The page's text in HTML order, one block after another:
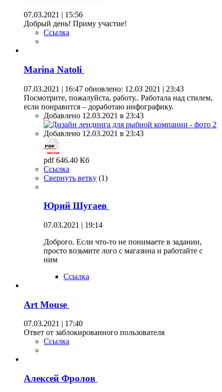
07.03.2021 | 15:56
Добрый день! Приму участие!
Ссылка
Marina Natoli
07.03.2021 | 16:47 обновлено: 12.03 2021 | 23:43
Посмотрите, пожалуйста, работу.. Работала над стилем,
если понравится – доработаю инфографику.
Добавлено 12.03.2021 в 23:43
Добавлено 12.03.2021 в 23:43
pdf 646.40 Кб
Ссылка
Свернуть ветку (1)
Юрий Шугаев
07.03.2021 | 19:14
Доброго. Если что-то не понимаете в задании,
просто возьмите лого с магазина и работайте с
ним
Ссылка
Art Mouse
07.03.2021 | 17:40
Ответ от заблокированного пользователя
Ссылка
Алексей Фролов